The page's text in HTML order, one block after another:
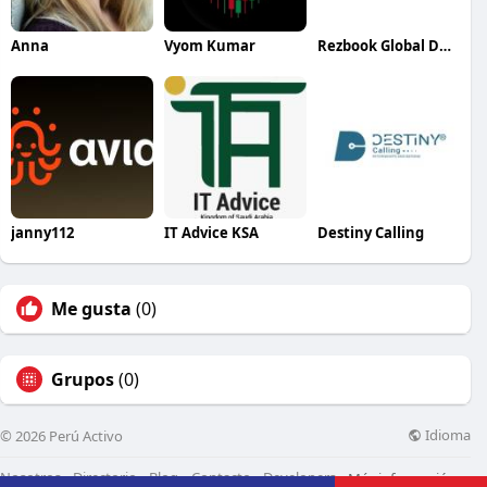
Anna Vyom Kumar Rezbook Global DMC
janny112 IT Advice KSA Destiny Calling
Me gusta (0)
Grupos(0)
© 2026 Perú Activo Idioma
Nosotros Directorio Blog Contacto Developers Más información